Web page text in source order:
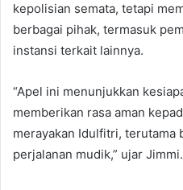
kepolisian semata, tetapi
berbagai pihak, termasuk
instansi terkait lainnya.
“Apel ini menunjukkan
memberikan rasa aman
merayakan Idulfitri, terutama
perjalanan mudik,” ujar Jimmi.